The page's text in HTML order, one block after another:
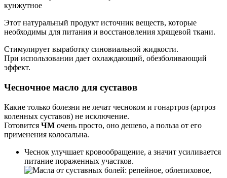
Этот натуральный продукт источник веществ, которые
необходимы для питания и восстановления хрящевой ткани.
Стимулирует выработку синовиальной жидкости.
При использовании дает охлаждающий, обезболивающий
эффект.
Чесночное масло для суставов
Какие только болезни не лечат чесноком и гонартроз (артроз
коленных суставов) не исключение.
Готовится ЧМ очень просто, оно дешево, а польза от его
применения колосальна.
Чеснок улучшает кровообращение, а значит усиливается
питание пораженных участков.